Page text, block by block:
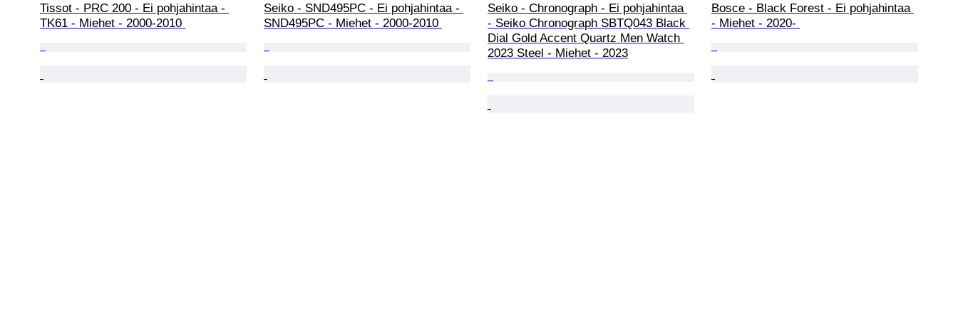
Tissot - PRC 200 - Ei pohjahintaa -
TK61 - Miehet - 2000-2010
Seiko - SND495PC - Ei pohjahintaa -
SND495PC - Miehet - 2000-2010
Seiko - Chronograph - Ei pohjahintaa
- Seiko Chronograph SBTQ043 Black
Dial Gold Accent Quartz Men Watch
2023 Steel - Miehet - 2023
Bosce - Black Forest - Ei pohjahintaa
- Miehet - 2020-